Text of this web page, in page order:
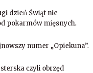
dzień Świąt nie
pokarmów mięsnych.
numer „Opiekuna”.
czyli obrzęd